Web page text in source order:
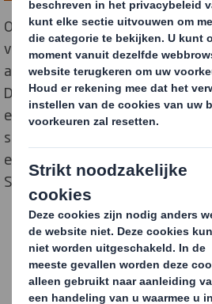
Onze maatschappij heeft nood
vrouwen met een technische of
achtergrond. Door middel van
DS Smith het Belgische STEM-
en ouders bij de studie-oriëntatie
secundair onderwijs . Daarnaast
extra hulpmiddel voor
STEM-richtingen te promoten en